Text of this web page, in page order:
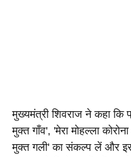
मुख्यमंत्री शिवराज ने कहा कि
मुक्त गाँव', 'मेरा मोहल्ला
मुक्त गली' का संकल्प लें और